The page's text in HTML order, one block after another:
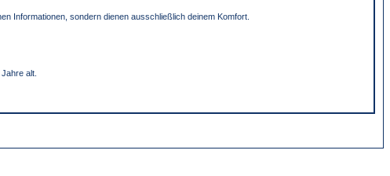
Informationen, sondern dienen ausschließlich deinem Komfort.
Jahre alt.